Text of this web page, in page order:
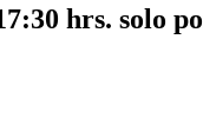
hrs. solo